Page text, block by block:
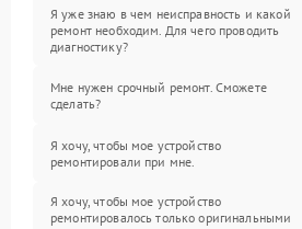
Я уже знаю в чем неисправность и какой
ремонт необходим. Для чего проводить
диагностику?
Мне нужен срочный ремонт. Сможете
сделать?
Я хочу, чтобы мое устройство
ремонтировали при мне.
Я хочу, чтобы мое устройство
ремонтировалось только оригинальными